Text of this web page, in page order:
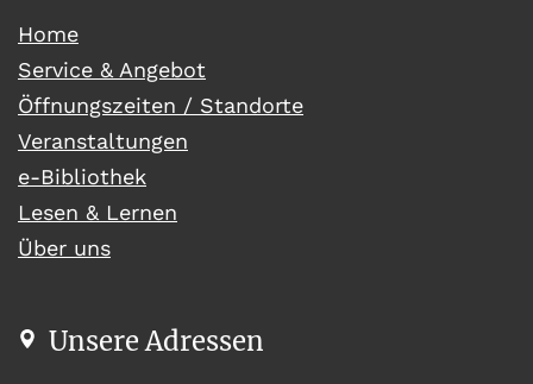
Home(current)
Service & Angebot
Öffnungszeiten / Standorte
Veranstaltungen
e-Bibliothek
Lesen & Lernen
Über uns
Unsere Adressen